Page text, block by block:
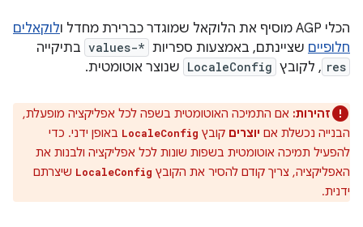
הכלי AGP מוסיף את הלוקאל שמוגדר כברירת מחדל ו
לוקאלים
חלופיים שציינתם, באמצעות ספריות values-* בתיקייה
res , לקובץ LocaleConfig שנוצר אוטומטית.
זהירות: אם התמיכה האוטומטית בשפה לכל אפליקציה מופעלת,
הבנייה נכשלת אם יוצרים קובץ LocaleConfig באופן ידני. כדי
להפעיל תמיכה אוטומטית בשפות שונות לכל אפליקציה ולבנות את
האפליקציה, צריך קודם להסיר את הקובץ LocaleConfig שיצרתם
ידנית.